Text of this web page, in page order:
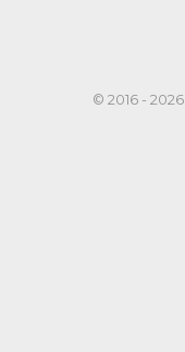
© 2016 -